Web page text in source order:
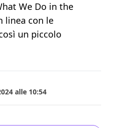
We Do in the
linea con le
un piccolo
alle 10:54